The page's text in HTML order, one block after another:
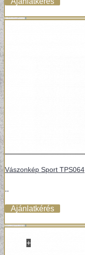
+
Vászonkép Sport TPS064
..
Ajánlatkérés